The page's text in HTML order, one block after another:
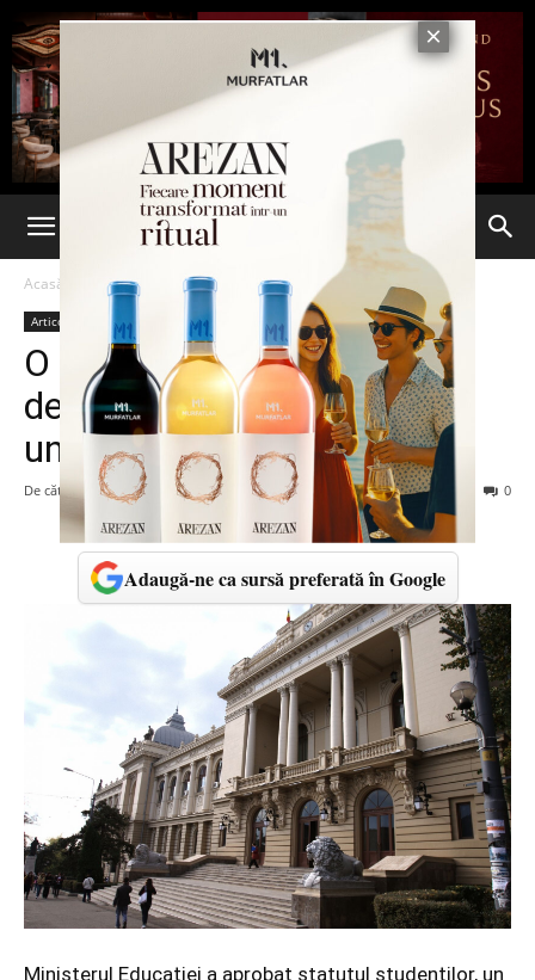
Acasă Articole
Articole
O iniţiativă studentescă a
devenit lege pentru
universităţi
De către 7 iunie 2013 0
Adaugă-ne ca sursă preferată în Google
Ministerul Educaţiei a aprobat statutul studenţilor, un